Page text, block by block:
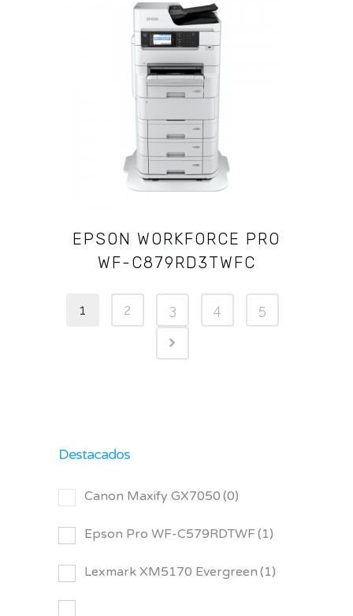
EPSON WORKFORCE PRO
WF-C879RD3TWFC
1 2 3 4 5
Destacados
Canon Maxify GX7050 (0)
Epson Pro WF-C579RDTWF (1)
Lexmark XM5170 Evergreen (1)